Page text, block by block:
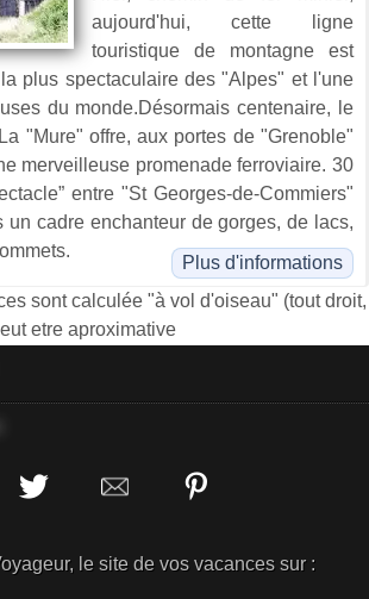
aujourd'hui, cette ligne
touristique de montagne est
plus spectaculaire des "Alpes" et l'une
du monde.Désormais centenaire, le
"Mure" offre, aux portes de "Grenoble"
merveilleuse promenade ferroviaire. 30
entre "St Georges-de-Commiers"
un cadre enchanteur de gorges, de lacs,
Plus d'informations
sont calculée "à vol d'oiseau" (tout droit,
etre aproximative
le site de vos vacances sur :